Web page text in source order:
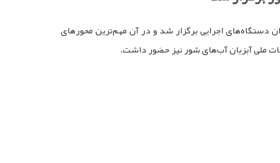
دستگاه‌های اجرایی برگزار شد و در آن مهم‌ترین محورهای
ملی آبزیان آب‌های شور نیز حضور داشت.